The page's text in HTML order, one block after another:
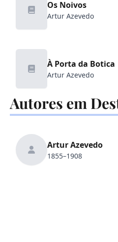
✒️
Os Noivos
Artur Azevedo
À Porta da Botica
Artur Azevedo
Autores em
Artur Azevedo
1855–1908